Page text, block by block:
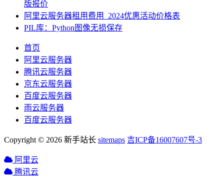
版报价
阿里云服务器租用费用_2024优惠活动价格表
PIL库：Python图像无损保存
首页
阿里云服务器
腾讯云服务器
京东云服务器
百度云服务器
雨云服务器
百度云服务器
Copyright © 2026 新手站长 sitemaps 吉ICP备16007607号-3
阿里云
腾讯云